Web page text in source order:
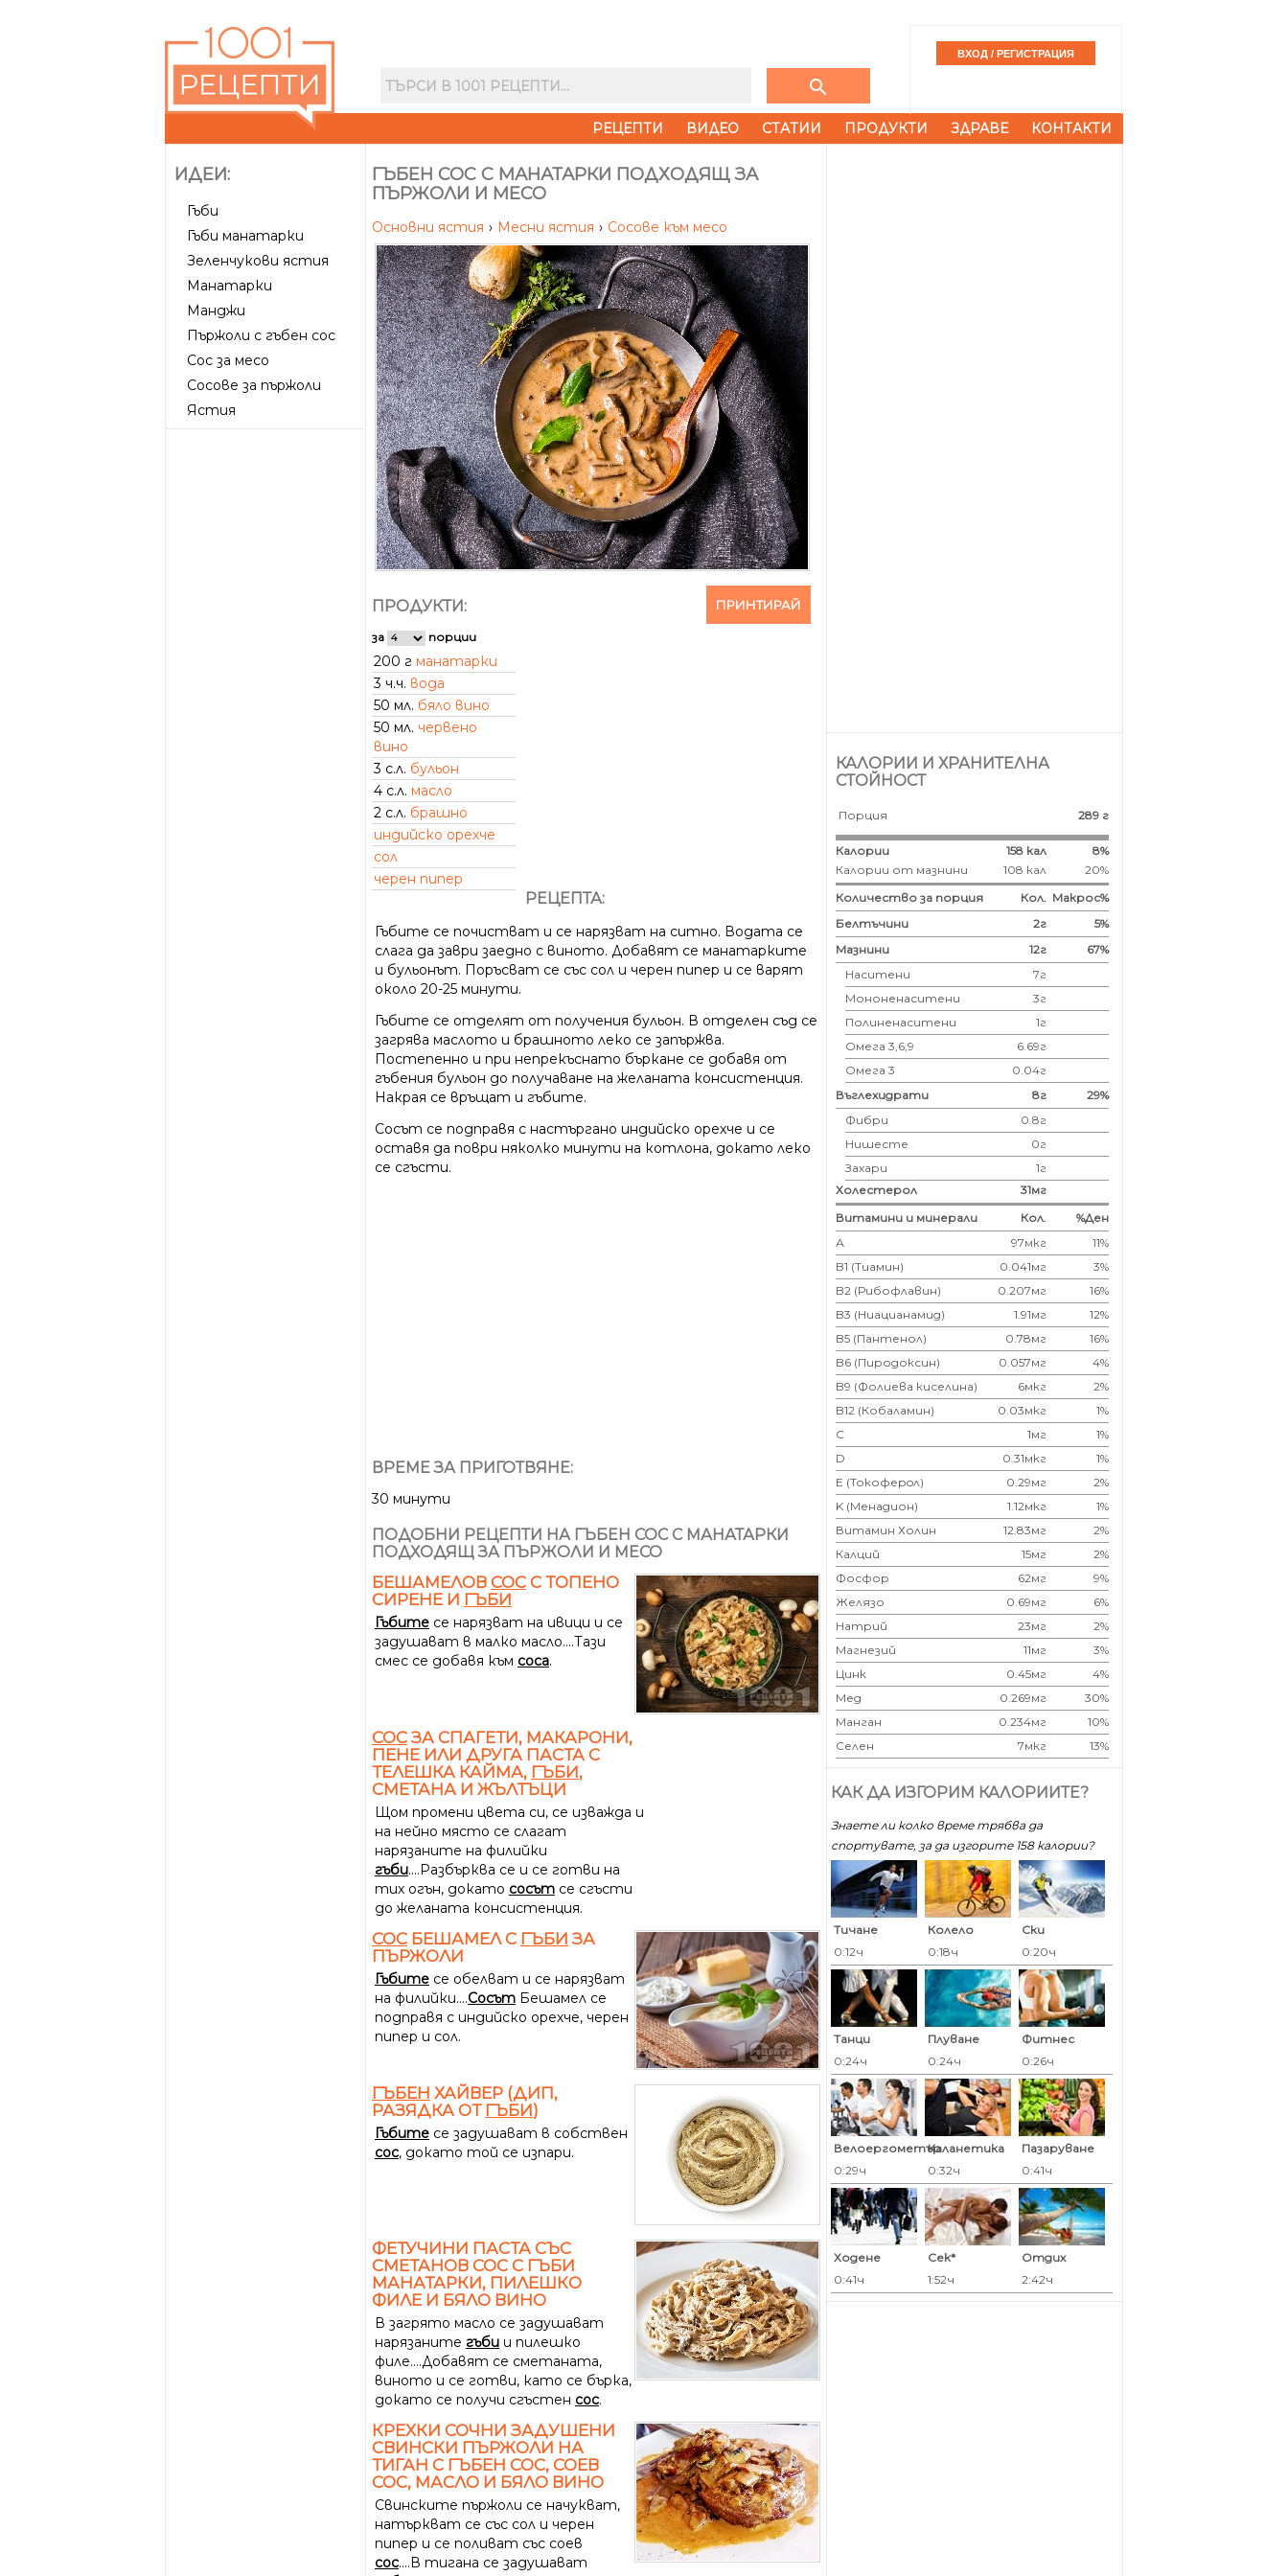
search
РЕЦЕПТИ ВИДЕО СТАТИИ ПРОДУКТИ ЗДРАВЕ КОНТАКТИ
ИДЕИ:
Гъби
Гъби манатарки
Зеленчукови ястия
Манатарки
Манджи
Пържоли с гъбен сос
Сос за месо
Сосове за пържоли
Ястия
ГЪБЕН СОС С МАНАТАРКИ ПОДХОДЯЩ ЗА
ПЪРЖОЛИ И МЕСО
Основни ястия › Месни ястия › Сосове към месо
ПРИНТИРАЙ
ПРОДУКТИ:
за порции
200 г манатарки
3 ч.ч. вода
50 мл. бяло вино
50 мл. червено
вино
3 с.л. бульон
4 с.л. масло
2 с.л. брашно
индийско орехче
сол
черен пипер
РЕЦЕПТА:
Гъбите се почистват и се нарязват на ситно. Водата се
слага да заври заедно с виното. Добавят се манатарките
и бульонът. Поръсват се със сол и черен пипер и се варят
около 20-25 минути.
Гъбите се отделят от получения бульон. В отделен съд се
загрява маслото и брашното леко се запържва.
Постепенно и при непрекъснато бъркане се добавя от
гъбения бульон до получаване на желаната консистенция.
Накрая се връщат и гъбите.
Сосът се подправя с настъргано индийско орехче и се
оставя да поври няколко минути на котлона, докато леко
се сгъсти.
ВРЕМЕ ЗА ПРИГОТВЯНЕ:
30 минути
ПОДОБНИ РЕЦЕПТИ НА ГЪБЕН СОС С МАНАТАРКИ
ПОДХОДЯЩ ЗА ПЪРЖОЛИ И МЕСО
БЕШАМЕЛОВ СОС С ТОПЕНО
СИРЕНЕ И ГЪБИ
Гъбите се нарязват на ивици и се
задушават в малко масло....Тази
смес се добавя към соса.
СОС ЗА СПАГЕТИ, МАКАРОНИ,
ПЕНЕ ИЛИ ДРУГА ПАСТА С
ТЕЛЕШКА КАЙМА, ГЪБИ,
СМЕТАНА И ЖЪЛТЪЦИ
Щом промени цвета си, се изважда и
на нейно място се слагат
нарязаните на филийки
гъби....Разбърква се и се готви на
тих огън, докато сосът се сгъсти
до желаната консистенция.
СОС БЕШАМЕЛ С ГЪБИ ЗА
ПЪРЖОЛИ
Гъбите се обелват и се нарязват
на филийки....Сосът Бешамел се
подправя с индийско орехче, черен
пипер и сол.
ГЪБЕН ХАЙВЕР (ДИП,
РАЗЯДКА ОТ ГЪБИ)
Гъбите се задушават в собствен
сос, докато той се изпари.
ФЕТУЧИНИ ПАСТА СЪС
СМЕТАНОВ СОС С ГЪБИ
МАНАТАРКИ, ПИЛЕШКО
ФИЛЕ И БЯЛО ВИНО
В загрято масло се задушават
нарязаните гъби и пилешко
филе....Добавят се сметаната,
виното и се готви, като се бърка,
докато се получи сгъстен сос.
КРЕХКИ СОЧНИ ЗАДУШЕНИ
СВИНСКИ ПЪРЖОЛИ НА
ТИГАН С ГЪБЕН СОС, СОЕВ
СОС, МАСЛО И БЯЛО ВИНО
Свинските пържоли се начукват,
натъркват се със сол и черен
пипер и се поливат със соев
сос....В тигана се задушават
КАЛОРИИ И ХРАНИТЕЛНА
СТОЙНОСТ
Порция 289 г
Калории 158 кал
8%
Калории от мазнини
108 кал
20%
Количество за порция
Кол. Макрос%
Белтъчини
2г
5%
Мазнини
12г
67%
Наситени
7г
Мононенаситени
3г
Полиненаситени
1г
Омега 3,6,9
6.69г
Омега 3
0.04г
Въглехидрати
8г
29%
Фибри
0.8г
Нишесте
0г
Захари
1г
Холестерол
31мг
Витамини и минерали
Кол.
%Ден
А
97мкг
11%
B1 (Тиамин)
0.041мг
3%
B2 (Рибофлавин)
0.207мг
16%
B3 (Ниацианамид)
1.91мг
12%
B5 (Пантенол)
0.78мг
16%
B6 (Пиродоксин)
0.057мг
4%
B9 (Фолиева киселина)
6мкг
2%
B12 (Кобаламин)
0.03мкг
1%
C
1мг
1%
D
0.31мкг
1%
E (Токоферoл)
0.29мг
2%
K (Менадион)
1.12мкг
1%
Витамин Холин
12.83мг
2%
Калций
15мг
2%
Фосфор
62мг
9%
Желязо
0.69мг
6%
Натрий
23мг
2%
Магнезий
11мг
3%
Цинк
0.45мг
4%
Мед
0.269мг
30%
Манган
0.234мг
10%
Селен
7мкг 13%
КАК ДА ИЗГОРИМ КАЛОРИИТЕ?
Знаете ли колко време трябва да
спортувате, за да изгорите 158 калoрии?
Тичане
0:12ч
Колело
0:18ч
Ски
0:20ч
Танци
0:24ч
Плуване
0:24ч
Фитнес
0:26ч
Велоергометър
0:29ч
Каланетика
0:32ч
Пазаруване
0:41ч
Ходене
0:41ч
Сек*
1:52ч
Отдих
2:42ч